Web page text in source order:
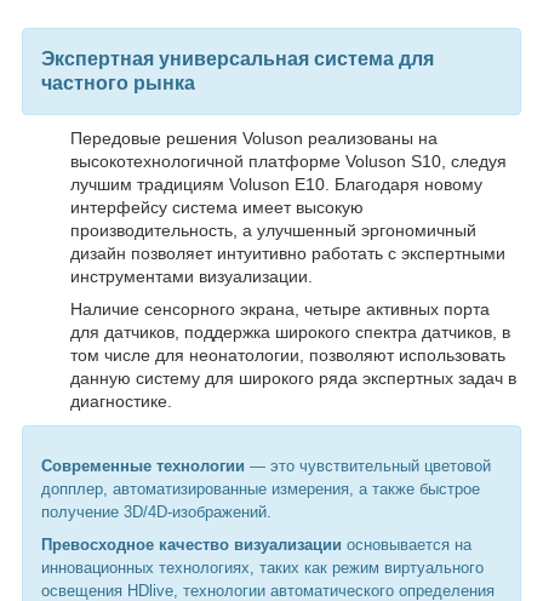
Экспертная универсальная система для
частного рынка
Передовые решения Voluson реализованы на
высокотехнологичной платформе Voluson S10, следуя
лучшим традициям Voluson E10. Благодаря новому
интерфейсу система имеет высокую
производительность, а улучшенный эргономичный
дизайн позволяет интуитивно работать с экспертными
инструментами визуализации.
Наличие сенсорного экрана, четыре активных порта
для датчиков, поддержка широкого спектра датчиков, в
том числе для неонатологии, позволяют использовать
данную систему для широкого ряда экспертных задач в
диагностике.
Современные технологии — это чувствительный цветовой
допплер, автоматизированные измерения, а также быстрое
получение 3D/4D-изображений.
Превосходное качество визуализации основывается на
инновационных технологиях, таких как режим виртуального
освещения HDlive, технологии автоматического определения